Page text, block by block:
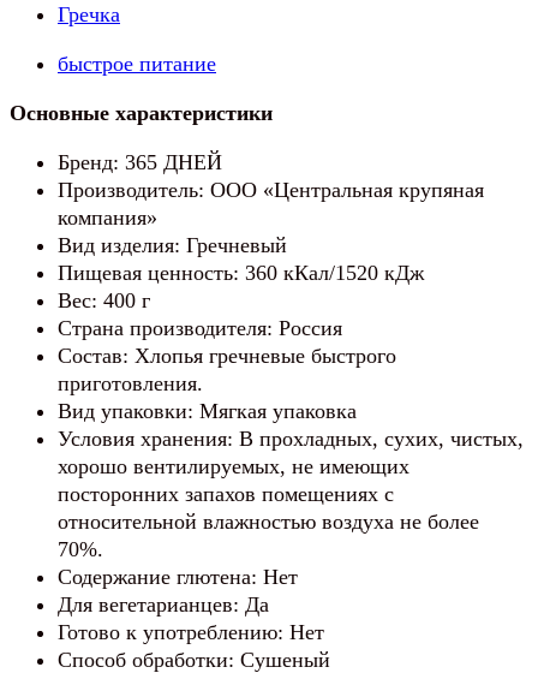
365
Гречка
быстрое питание
Основные характеристики
Бренд: 365 ДНЕЙ
Производитель: ООО «Центральная крупяная
компания»
Вид изделия: Гречневый
Пищевая ценность: 360 кКал/1520 кДж
Вес: 400 г
Страна производителя: Россия
Состав: Хлопья гречневые быстрого
приготовления.
Вид упаковки: Мягкая упаковка
Условия хранения: В прохладных, сухих, чистых,
хорошо вентилируемых, не имеющих
посторонних запахов помещениях с
относительной влажностью воздуха не более
70%.
Содержание глютена: Нет
Для вегетарианцев: Да
Готово к употреблению: Нет
Способ обработки: Сушеный